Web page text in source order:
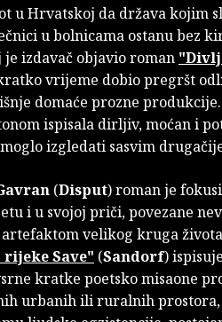
u Hrvatskoj da država kojim
u bolnicama ostanu bez
izdavač objavio roman
vrijeme dobio pregršt
domaće prozne
ispisala dirljiv, moćan i
izgledati sasvim
(Disput) roman je
i u svojoj priči, povezane
velikog kruga
Save" (Sandorf) ispisuje
kratke poetsko misaone
urbanih ili ruralnih